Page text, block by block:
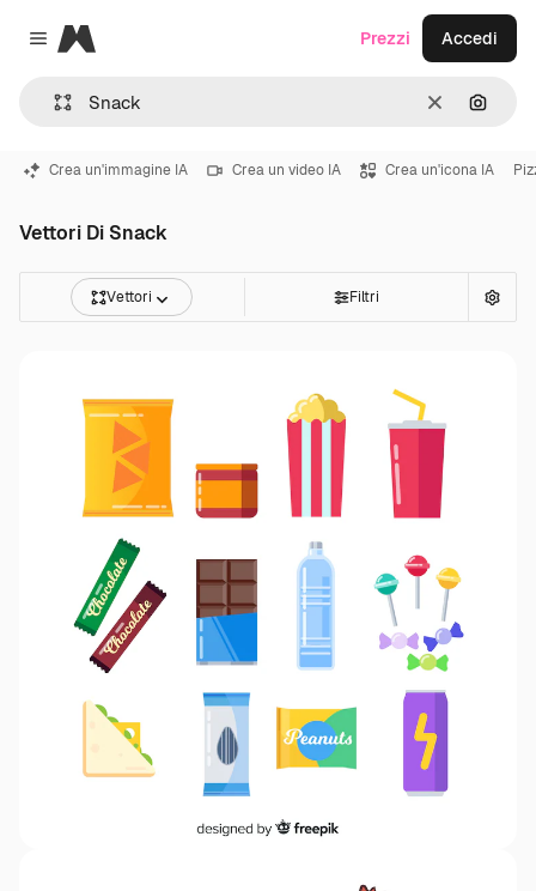
Close menu
Magnific
CancellaCerca
Prezzi Accedi
Crea un'immagine IA Crea un video IA Crea un'icona IA
Vettori Di Snack
Vettori Filtri